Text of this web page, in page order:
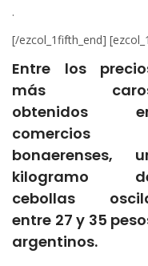
.
[/ezcol_1fifth_end]
Entre los
más
obtenidos
comercios
bonaerenses,
kilogramo
cebollas
entre 27 y 35
argentinos.